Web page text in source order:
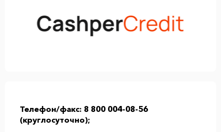
Телефон/факс: 8 800 004-08-56
(круглосуточно);